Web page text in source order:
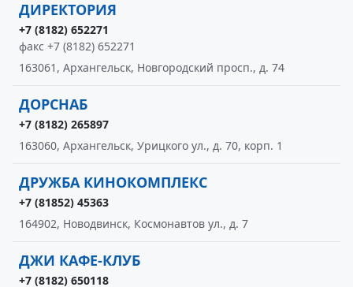
ДИРЕКТОРИЯ
+7 (8182) 652271
факс +7 (8182) 652271
163061, Архангельск, Новгородский просп., д. 74
ДОРСНАБ
+7 (8182) 265897
163060, Архангельск, Урицкого ул., д. 70, корп. 1
ДРУЖБА КИНОКОМПЛЕКС
+7 (81852) 45363
164902, Новодвинск, Космонавтов ул., д. 7
ДЖИ КАФЕ-КЛУБ
+7 (8182) 650118